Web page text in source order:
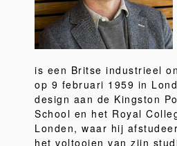
is een Britse industrieel
op 9 februari 1959 in
design aan de Kingston
School en het Royal
Londen, waar hij
het voltooien van zijn